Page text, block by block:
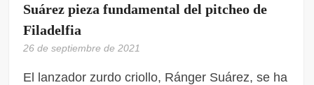
Suárez pieza fundamental del pitcheo de
Filadelfia
26 de septiembre de 2021
El lanzador zurdo criollo, Ránger Suárez, se ha